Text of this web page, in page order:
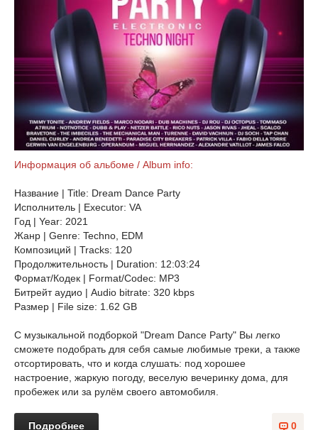
Информация об альбоме / Album info:
Название | Title: Dream Dance Party
Исполнитель | Executor: VA
Год | Year: 2021
Жанр | Genre: Techno, EDM
Композиций | Tracks: 120
Продолжительность | Duration: 12:03:24
Формат/Кодек | Format/Codec: MP3
Битрейт аудио | Audio bitrate: 320 kbps
Размер | File size: 1.62 GB
С музыкальной подборкой "Dream Dance Party" Вы легко
сможете подобрать для себя самые любимые треки, а также
отсортировать, что и когда слушать: под хорошее
настроение, жаркую погоду, веселую вечеринку дома, для
пробежек или за рулём своего автомобиля.
0
Подробнее